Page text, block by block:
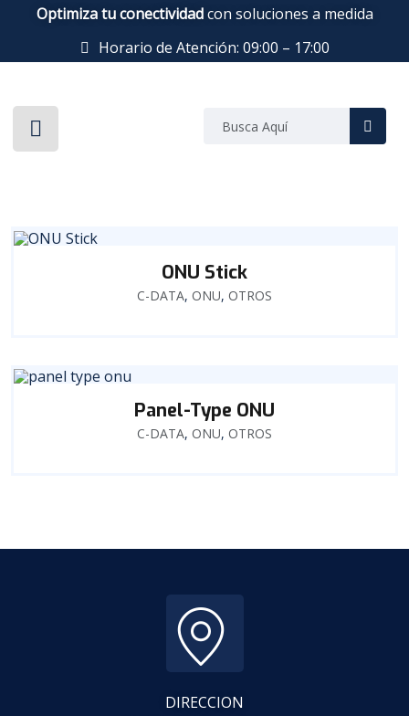
Optimiza tu conectividadcon soluciones a medida
Horario de Atención: 09:00 – 17:00
ONU Stick
C-DATA, ONU, OTROS
Panel-Type ONU
C-DATA, ONU, OTROS
DIRECCION